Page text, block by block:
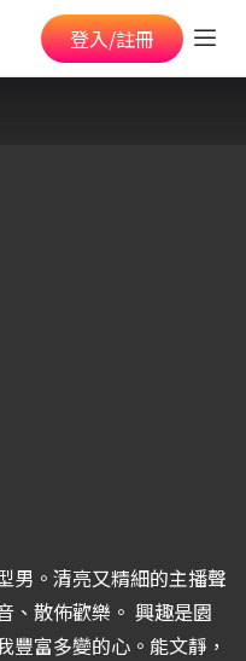
登入/註冊
男。清亮又精細的主播聲
歡樂。 興趣是園
富多變的心。能文靜，